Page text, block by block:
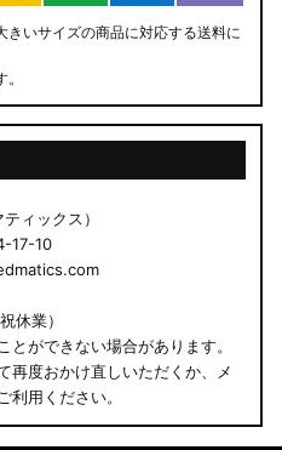
いサイズの商品に対応する送料に
ィックス）
17-10
休業）
ができない場合があります。
再度おかけ直しいただくか、メ
利用ください。